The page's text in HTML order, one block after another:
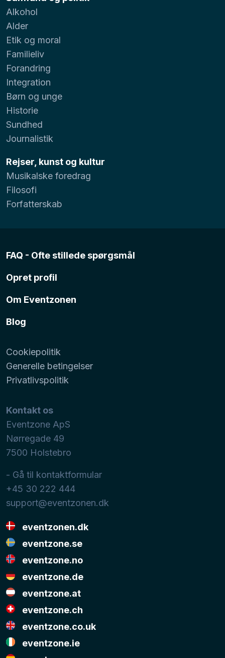
Alkohol
Alder
Etik og moral
Familieliv
Forandring
Integration
Børn og unge
Historie
Sundhed
Journalistik
Rejser, kunst og kultur
Musikalske foredrag
Filosofi
Forfatterskab
FAQ - Ofte stillede spørgsmål
Opret profil
Om Eventzonen
Blog
Cookiepolitik
Generelle betingelser
Privatlivspolitik
Kontakt os
Eventzone ApS
Nørregade 49
7500 Holstebro
- Gå til kontaktformular
+45 30 222 444
support@eventzonen.dk
eventzonen.dk
eventzone.se
eventzone.no
eventzone.de
eventzone.at
eventzone.ch
eventzone.co.uk
eventzone.ie